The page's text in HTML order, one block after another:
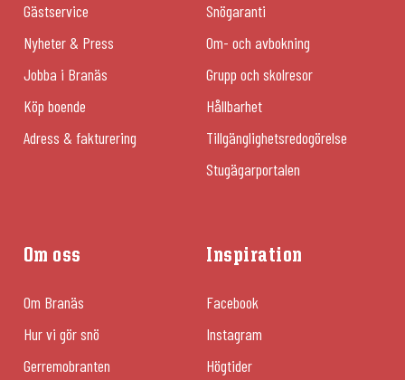
Gästservice
Nyheter & Press
Jobba i Branäs
Köp boende
Adress & fakturering
Snögaranti
Om- och avbokning
Grupp och skolresor
Hållbarhet
Tillgänglighetsredogörelse
Stugägarportalen
Om oss
Om Branäs
Hur vi gör snö
Gerremobranten
Inspiration
Facebook
Instagram
Högtider